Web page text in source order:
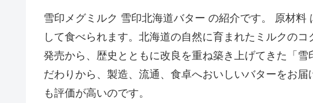
雪印メグミルク 雪印北海道バター の紹介です。 原材
して食べられます。北海道の自然に育まれたミルクの
発売から、歴史とともに改良を重ね築き上げてきた「
だわりから、製造、流通、食卓へおいしいバターをお
も評価が高いのです。